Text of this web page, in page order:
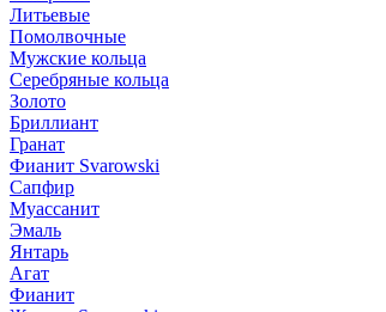
Литьевые
Помолвочные
Мужские кольца
Серебряные кольца
Золото
Бриллиант
Гранат
Фианит Svarowski
Сапфир
Муассанит
Эмаль
Янтарь
Агат
Фианит